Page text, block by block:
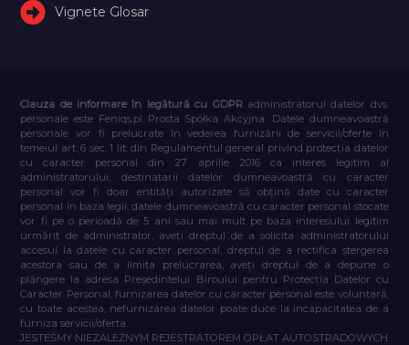
Vignete Glosar
Clauza de informare în legătură cu GDPR administratorul datelor dvs.
personale este Feniqs.pl Prosta Spółka Akcyjna. Datele dumneavoastră
personale vor fi prelucrate în vederea furnizării de servicii/oferte în
temeiul art. 6 sec. 1 lit. din Regulamentul general privind protecția datelor
cu caracter personal din 27 aprilie 2016 ca interes legitim al
administratorului, destinatarii datelor dumneavoastră cu caracter
personal vor fi doar entități autorizate să obțină date cu caracter
personal în baza legii, datele dumneavoastră cu caracter personal stocate
vor fi pe o perioadă de 5 ani sau mai mult pe baza interesului legitim
urmărit de administrator, aveți dreptul de a solicita administratorului
accesul la datele cu caracter personal, dreptul de a rectifica ștergerea
acestora sau de a limita prelucrarea, aveți dreptul de a depune o
plângere la adresa Președintelui Biroului pentru Protecția Datelor cu
Caracter Personal, furnizarea datelor cu caracter personal este voluntară,
cu toate acestea, nefurnizarea datelor poate duce la incapacitatea de a
furniza servicii/oferta.
JESTEŚMY NIEZALEŻNYM REJESTRATOREM OPŁAT AUTOSTRADOWYCH